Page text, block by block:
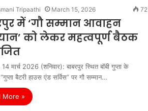
Tripaathi March 15, 2026 72
में ‘गौ सम्मान आवाहन
को लेकर महत्वपूर्ण बैठक
14 मार्च 2026 (शनिवार): बाबरपुर स्थित बॉबी गुप्ता के
“गुप्ता बैटरी हाउस एंड सर्विस” पर गौ सम्मान…
More »